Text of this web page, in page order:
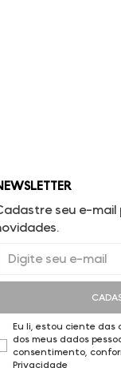
seu e-
Eu li, estou ciente
dos meus dados
consentimento,
Privacidade